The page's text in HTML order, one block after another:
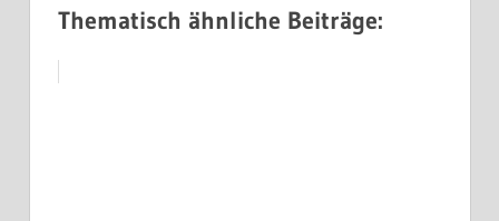
Thematisch ähnliche Beiträge: